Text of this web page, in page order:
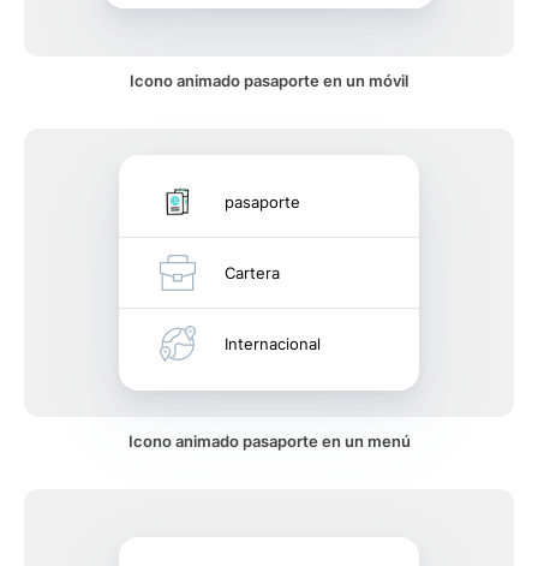
Icono animado pasaporte en un móvil
pasaporte
Cartera
Internacional
Icono animado pasaporte en un menú